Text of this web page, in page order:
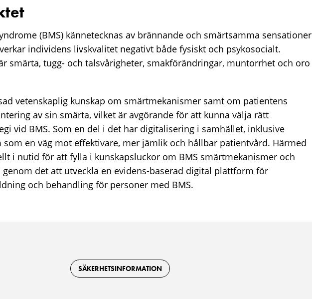
(BMS) kännetecknas av brännande och smärtsamma sensationer
individens livskvalitet negativt både fysiskt och psykosocialt.
smärta, tugg- och talsvårigheter, smakförändringar, muntorrhet och oro
vetenskaplig kunskap om smärtmekanismer samt om patientens
av sin smärta, vilket är avgörande för att kunna välja rätt
vid BMS. Som en del i det har digitalisering i samhället, inklusive
som en väg mot effektivare, mer jämlik och hållbar patientvård. Härmed
i nutid för att fylla i kunskapsluckor om BMS smärtmekanismer och
det att utveckla en evidens-baserad digital plattform för
och behandling för personer med BMS.
SÄKERHETSINFORMATION